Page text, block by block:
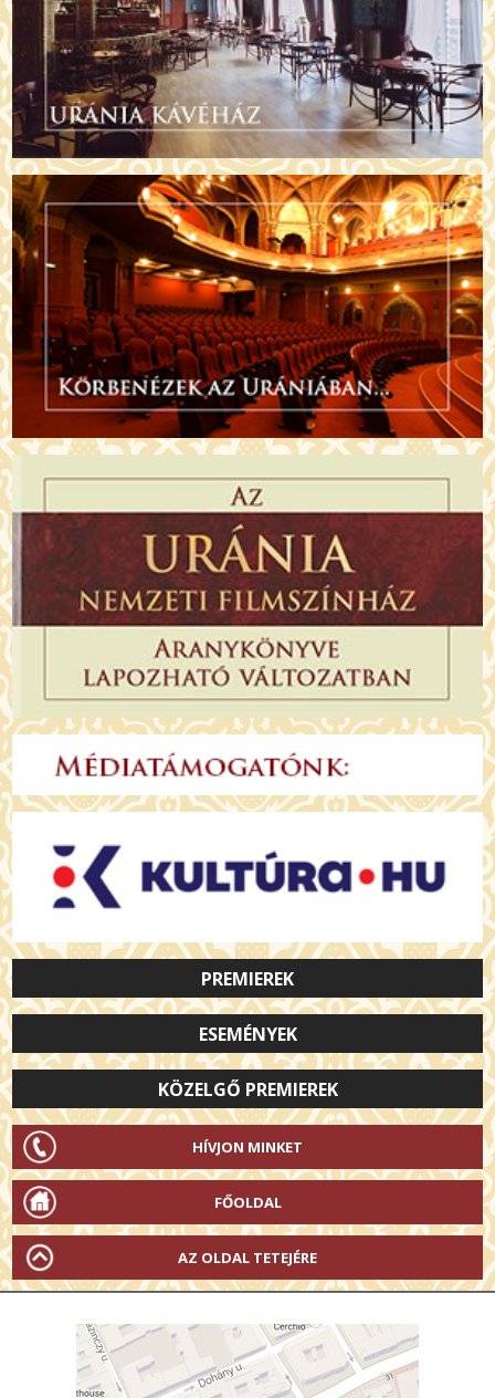
PREMIEREK
ESEMÉNYEK
KÖZELGŐ PREMIEREK
HÍVJON MINKET
FŐOLDAL
AZ OLDAL TETEJÉRE